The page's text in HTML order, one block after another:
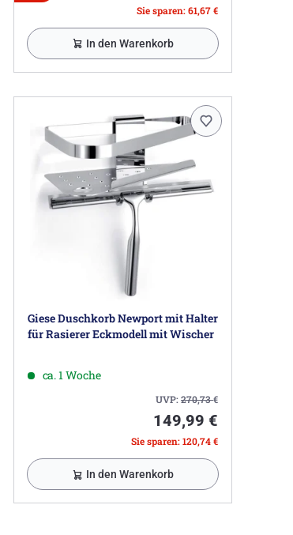
Sie sparen: 61,67 €
In den Warenkorb
Giese Duschkorb Newport mit Halter
für Rasierer Eckmodell mit Wischer
ca. 1 Woche
UVP:270,73€
149,99 €
Sie sparen: 120,74 €
In den Warenkorb